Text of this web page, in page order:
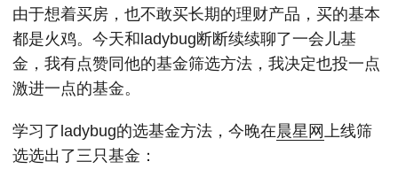
由于想着买房，也不敢买长期的理财产品，买的基本
都是火鸡。今天和ladybug断断续续聊了一会儿基
金，我有点赞同他的基金筛选方法，我决定也投一点
激进一点的基金。
学习了ladybug的选基金方法，今晚在晨星网 上线筛
选选出了三只基金：